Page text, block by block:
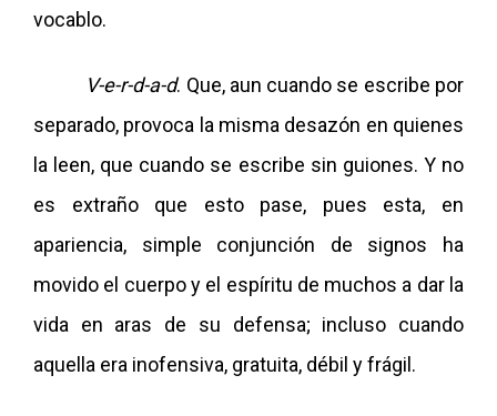
vocablo.
V-e-r-d-a-d. Que, aun cuando se escribe por
separado, provoca la misma desazón en quienes
la leen, que cuando se escribe sin guiones. Y no
es extraño que esto pase, pues esta, en
apariencia, simple conjunción de signos ha
movido el cuerpo y el espíritu de muchos a dar la
vida en aras de su defensa; incluso cuando
aquella era inofensiva, gratuita, débil y frágil.